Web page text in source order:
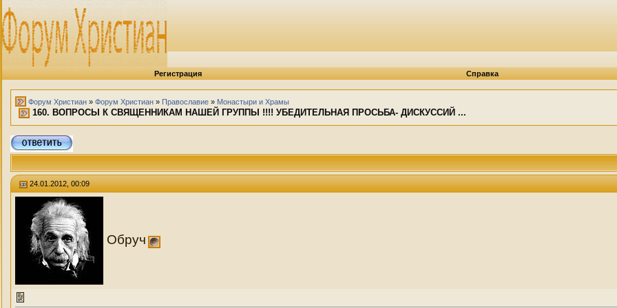
Регистрация Справка
Форум Христиан » Форум Христиан » Православие » Монастыри и Храмы
160. ВОПРОСЫ К СВЯЩЕННИКАМ НАШЕЙ ГРУППЫ !!!! УБЕДИТЕЛЬНАЯ ПРОСЬБА- ДИСКУССИЙ ...
24.01.2012, 00:09
Обруч